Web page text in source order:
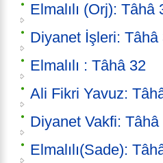
Elmalılı (Orj): Tâhâ
Diyanet İşleri: Tâhâ
Elmalılı : Tâhâ 32
Ali Fikri Yavuz:
Diyanet Vakfi: Tâhâ
Elmalılı(Sade):